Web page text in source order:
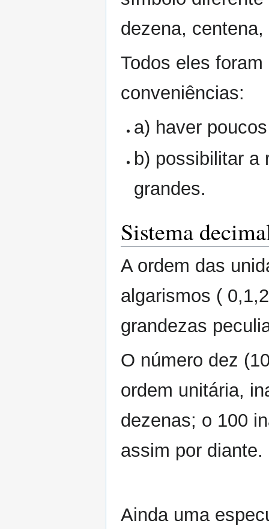
dezena,
Todos eles
conveniências:
a) haver
b) possibilitar a
grandes.
Sistema
A ordem das
algarismos (
grandezas
O número dez
ordem unitária,
dezenas; o 100
assim por diante.
Ainda uma